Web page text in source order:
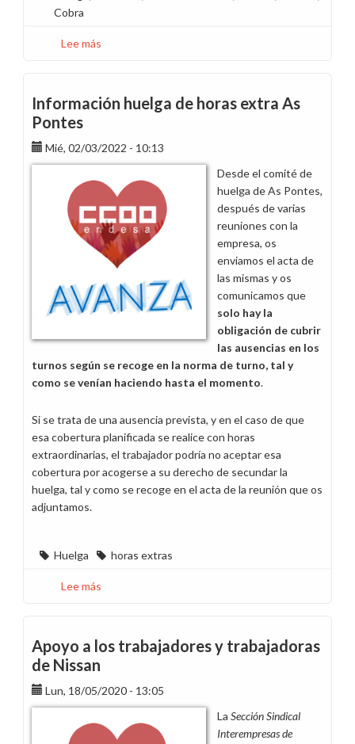
Cobra
Lee más
a
las
de
las
contratas
Endesa
por
la
huelga
en
Ametel
Información huelga de horas extra As
Pontes
Mié, 02/03/2022 - 10:13
Desde el comité de
huelga de As Pontes,
después de varias
reuniones con la
empresa, os
enviamos el acta de
las mismas y os
comunicamos que
solo hay la
obligación de cubrir
las ausencias en los
turnos según se recoge en la norma de turno, tal y
como se venían haciendo hasta el momento.
Si se trata de una ausencia prevista, y en el caso de que
esa cobertura planificada se realice con horas
extraordinarias, el trabajador podría no aceptar esa
cobertura por acogerse a su derecho de secundar la
huelga, tal y como se recoge en el acta de la reunión que os
adjuntamos.
Huelga horas extras
Lee más
horas
As
Pontes
Apoyo a los trabajadores y trabajadoras
de Nissan
Lun, 18/05/2020 - 13:05
La Sección Sindical
Interempresas de